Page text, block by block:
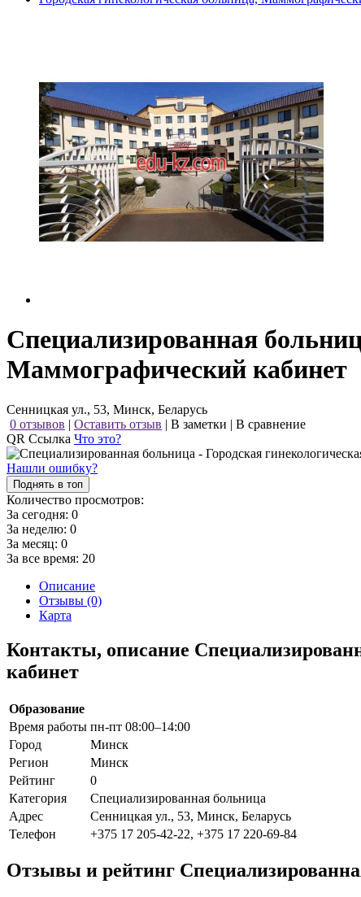
Специализированная
Маммографический кабинет
Сенницкая ул., 53, Минск, Беларусь
0 отзывов | Оставить отзыв | В заметки | В сравнение
QR Ссылка Что это?
Нашли ошибку?
Поднять в топ
Количество просмотров:
За сегодня: 0
За неделю: 0
За месяц: 0
За все время: 20
Описание
Отзывы (0)
Карта
Контакты, описание
кабинет
Образование
Время работы пн-пт 08:00–14:00
Город
Минск
Регион
Минск
Рейтинг
0
Категория
Специализированная больница
Адрес
Сенницкая ул., 53, Минск, Беларусь
Телефон
+375 17 205-42-22, +375 17 220-69-84
Отзывы и рейтинг